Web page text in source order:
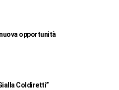
opportunità
Coldiretti”